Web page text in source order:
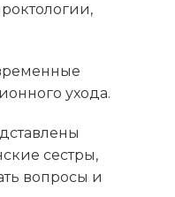
ухода.
сестры,
вопросы и